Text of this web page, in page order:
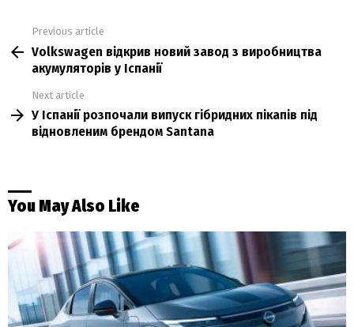
more
Previous article
Volkswagen відкрив новий завод з виробництва
акумуляторів у Іспанії
Next article
У Іспанії розпочали випуск гібридних пікапів під
відновленим брендом Santana
You May Also Like